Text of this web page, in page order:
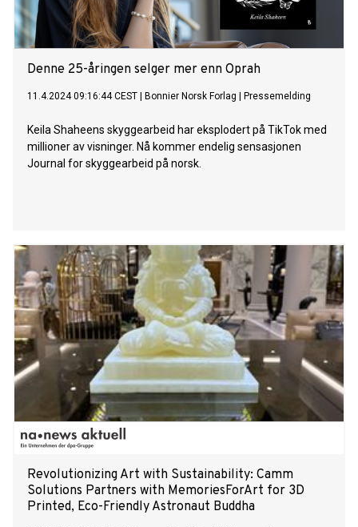
Denne 25-åringen selger mer enn Oprah
11.4.2024 09:16:44 CEST Bonnier Norsk Forlag Pressemelding
Keila Shaheens skyggearbeid har eksplodert på TikTok med
millioner av visninger. Nå kommer endelig sensasjonen
Journal for skyggearbeid på norsk.
Revolutionizing Art with Sustainability: Camm
Solutions Partners with MemoriesForArt for 3D
Printed, Eco-Friendly Astronaut Buddha